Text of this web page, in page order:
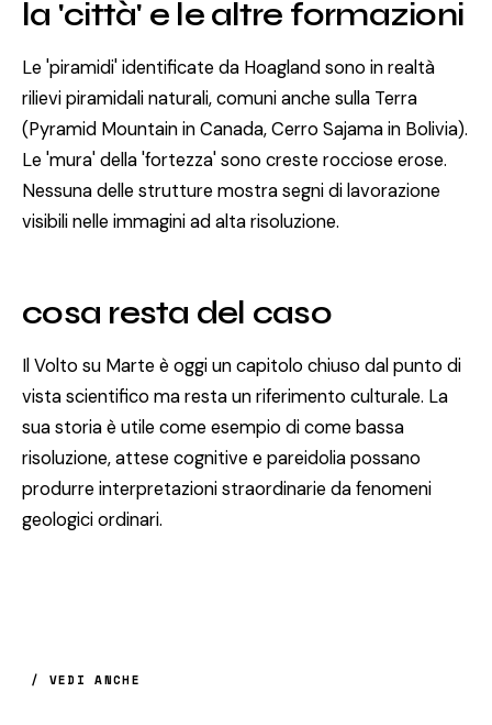
la 'città' e le altre formazioni
Le 'piramidi' identificate da Hoagland sono in realtà
rilievi piramidali naturali, comuni anche sulla Terra
(Pyramid Mountain in Canada, Cerro Sajama in Bolivia).
Le 'mura' della 'fortezza' sono creste rocciose erose.
Nessuna delle strutture mostra segni di lavorazione
visibili nelle immagini ad alta risoluzione.
cosa resta del caso
Il Volto su Marte è oggi un capitolo chiuso dal punto di
vista scientifico ma resta un riferimento culturale. La
sua storia è utile come esempio di come bassa
risoluzione, attese cognitive e pareidolia possano
produrre interpretazioni straordinarie da fenomeni
geologici ordinari.
/ VEDI ANCHE